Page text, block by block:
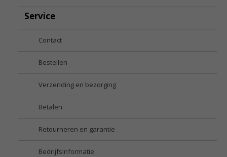
Service
Contact
Bestellen
Verzending en bezorging
Betalen
Retourneren en garantie
Bedrijfsinformatie